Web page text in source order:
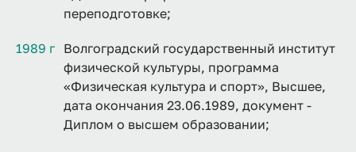
переподготовке;
1989 г Волгоградский государственный институт
физической культуры, программа
«Физическая культура и спорт», Высшее,
дата окончания 23.06.1989, документ -
Диплом о высшем образовании;